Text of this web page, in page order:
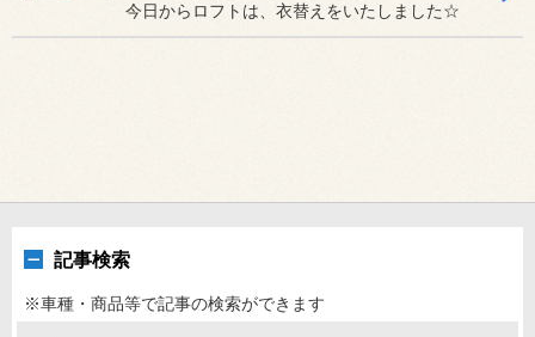
今日からロフトは、衣替えをいたしました☆
記事検索
※車種・商品等で記事の検索ができます